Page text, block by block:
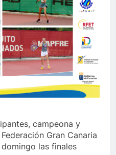
campeona y
Gran Canaria
las finales